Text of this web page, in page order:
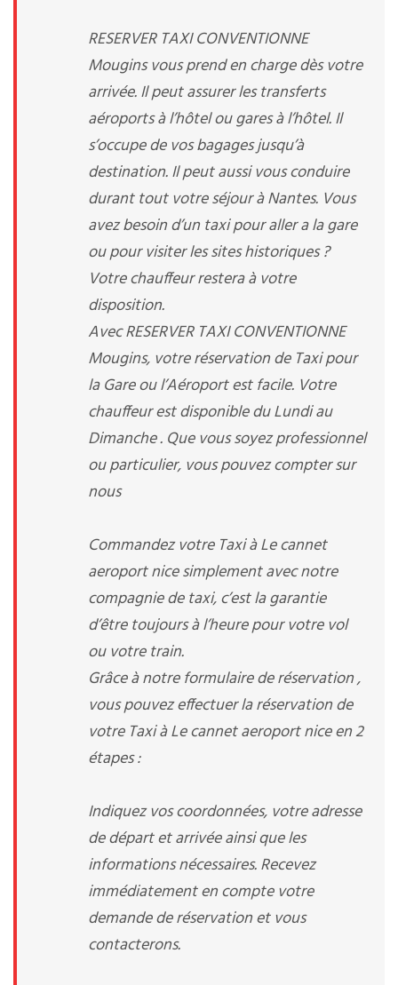
RESERVER TAXI CONVENTIONNE
Mougins vous prend en charge dès votre
arrivée. Il peut assurer les transferts
aéroports à l’hôtel ou gares à l’hôtel. Il
s’occupe de vos bagages jusqu’à
destination. Il peut aussi vous conduire
durant tout votre séjour à Nantes. Vous
avez besoin d’un taxi pour aller a la gare
ou pour visiter les sites historiques ?
Votre chauffeur restera à votre
disposition.
Avec RESERVER TAXI CONVENTIONNE
Mougins, votre réservation de Taxi pour
la Gare ou l’Aéroport est facile. Votre
chauffeur est disponible du Lundi au
Dimanche . Que vous soyez professionnel
ou particulier, vous pouvez compter sur
nous
Commandez votre Taxi à Le cannet
aeroport nice simplement avec notre
compagnie de taxi, c’est la garantie
d’être toujours à l’heure pour votre vol
ou votre train.
Grâce à notre formulaire de réservation ,
vous pouvez effectuer la réservation de
votre Taxi à Le cannet aeroport nice en 2
étapes :
Indiquez vos coordonnées, votre adresse
de départ et arrivée ainsi que les
informations nécessaires. Recevez
immédiatement en compte votre
demande de réservation et vous
contacterons.